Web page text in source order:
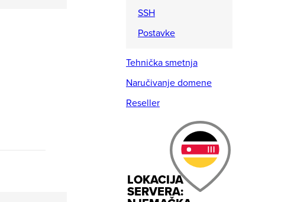
SSH
Postavke
Tehnička smetnja
Naručivanje domene
Reseller
LOKACIJA
SERVERA: